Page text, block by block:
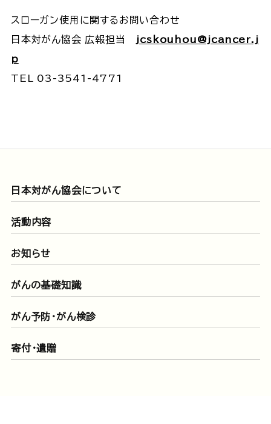
スローガン使用に関するお問い合わせ
日本対がん協会 広報担当
jcskouhou@jcancer.j
p
TEL 03-3541-4771
日本対がん協会について
活動内容
お知らせ
がんの基礎知識
がん予防・がん検診
寄付・遺贈